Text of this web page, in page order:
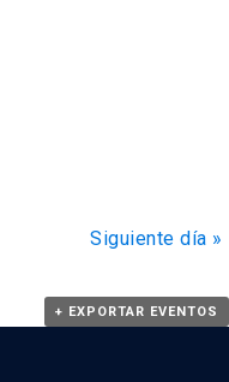
Siguiente día »
+ EXPORTAR EVENTOS